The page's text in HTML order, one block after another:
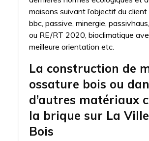
maisons suivant l’objectif du client
bbc, passive, minergie,
ou RE/RT 2020, bioclimatique
meilleure orientation etc.
La construction de
ossature bois ou
d’autres matériaux
la brique sur La
Bois